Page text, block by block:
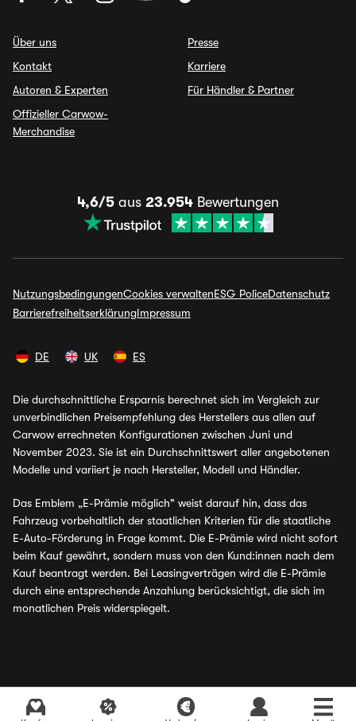
Über uns
Kontakt
Autoren & Experten
Offizieller Carwow-
Merchandise
Presse
Karriere
Für Händler & Partner
4,6/5 aus 23.954 Bewertungen
NutzungsbedingungenCookies verwaltenESG PoliceDatenschutz
BarrierefreiheitserklärungImpressum
DE UK ES
Die durchschnittliche Ersparnis berechnet sich im Vergleich zur
unverbindlichen Preisempfehlung des Herstellers aus allen auf
Carwow errechneten Konfigurationen zwischen Juni und
November 2023. Sie ist ein Durchschnittswert aller angebotenen
Modelle und variiert je nach Hersteller, Modell und Händler.
Das Emblem „E-Prämie möglich" weist darauf hin, dass das
Fahrzeug vorbehaltlich der staatlichen Kriterien für die staatliche
E-Auto-Förderung in Frage kommt. Die E-Prämie wird nicht sofort
beim Kauf gewährt, sondern muss von den Kund:innen nach dem
Kauf beantragt werden. Bei Leasingverträgen wird die E-Prämie
durch eine entsprechende Anzahlung berücksichtigt, die sich im
monatlichen Preis widerspiegelt.